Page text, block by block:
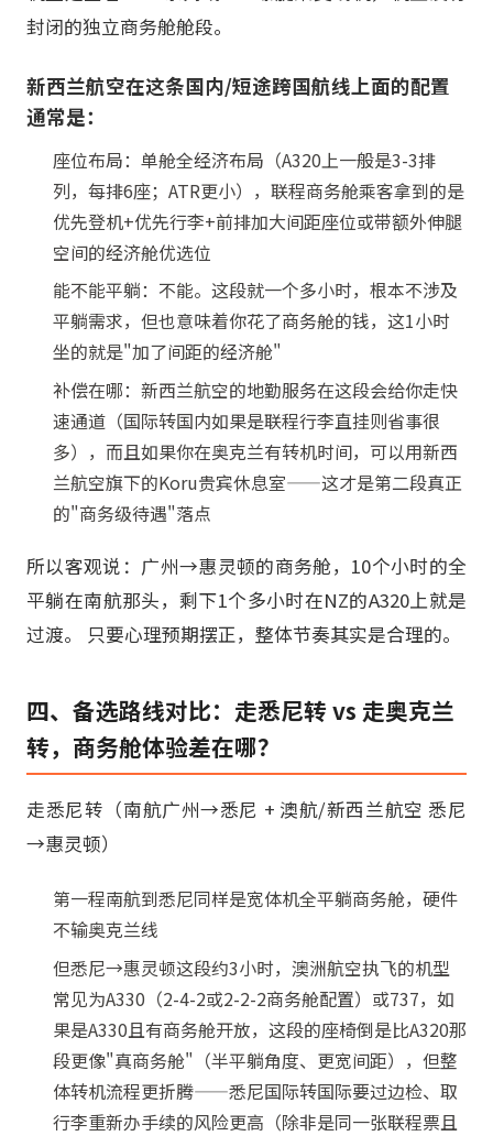
封闭的独立商务舱舱段。
新西兰航空在这条国内/短途跨国航线上面的配置
通常是：
座位布局：单舱全经济布局（A320上一般是3-3排
列，每排6座；ATR更小），联程商务舱乘客拿到的是
优先登机+优先行李+前排加大间距座位或带额外伸腿
空间的经济舱优选位
能不能平躺：不能。这段就一个多小时，根本不涉及
平躺需求，但也意味着你花了商务舱的钱，这1小时
坐的就是"加了间距的经济舱"
补偿在哪：新西兰航空的地勤服务在这段会给你走快
速通道（国际转国内如果是联程行李直挂则省事很
多），而且如果你在奥克兰有转机时间，可以用新西
兰航空旗下的Koru贵宾休息室——这才是第二段真正
的"商务级待遇"落点
所以客观说：广州→惠灵顿的商务舱，10个小时的全
平躺在南航那头，剩下1个多小时在NZ的A320上就是
过渡。 只要心理预期摆正，整体节奏其实是合理的。
四、备选路线对比：走悉尼转 vs 走奥克兰
转，商务舱体验差在哪？
走悉尼转（南航广州→悉尼 + 澳航/新西兰航空 悉尼
→惠灵顿）
第一程南航到悉尼同样是宽体机全平躺商务舱，硬件
不输奥克兰线
但悉尼→惠灵顿这段约3小时，澳洲航空执飞的机型
常见为A330（2-4-2或2-2-2商务舱配置）或737，如
果是A330且有商务舱开放，这段的座椅倒是比A320那
段更像"真商务舱"（半平躺角度、更宽间距），但整
体转机流程更折腾——悉尼国际转国际要过边检、取
行李重新办手续的风险更高（除非是同一张联程票且